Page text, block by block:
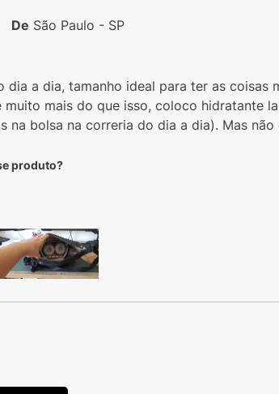
dia a dia, tamanho ideal para ter as
muito mais do que isso, coloco hidratante
na bolsa na correria do dia a dia). Mas
produto?
De São Paulo - SP